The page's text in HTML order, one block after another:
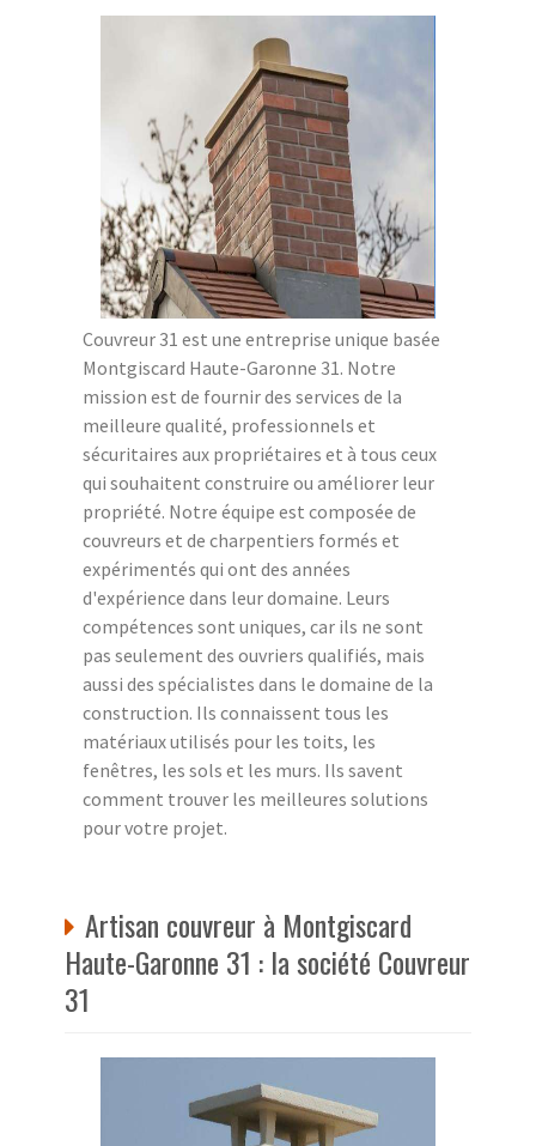
Couvreur 31 est une entreprise unique basée
Montgiscard Haute-Garonne 31. Notre
mission est de fournir des services de la
meilleure qualité, professionnels et
sécuritaires aux propriétaires et à tous ceux
qui souhaitent construire ou améliorer leur
propriété. Notre équipe est composée de
couvreurs et de charpentiers formés et
expérimentés qui ont des années
d'expérience dans leur domaine. Leurs
compétences sont uniques, car ils ne sont
pas seulement des ouvriers qualifiés, mais
aussi des spécialistes dans le domaine de la
construction. Ils connaissent tous les
matériaux utilisés pour les toits, les
fenêtres, les sols et les murs. Ils savent
comment trouver les meilleures solutions
pour votre projet.
Artisan couvreur à Montgiscard
Haute-Garonne 31 : la société Couvreur
31